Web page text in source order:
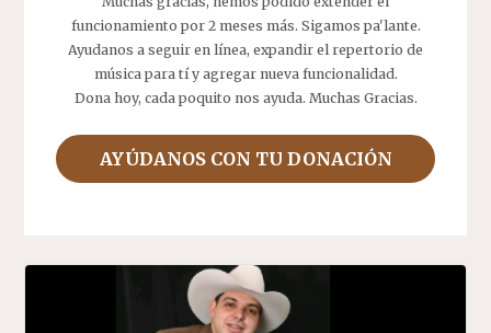
funcionamiento por 2 meses más. Sigamos pa'lante.
Ayudanos a seguir en línea, expandir el repertorio de
música para tí y agregar nueva funcionalidad.
Dona hoy, cada poquito nos ayuda. Muchas Gracias.
AYÚDANOS CON TU DONACIÓN